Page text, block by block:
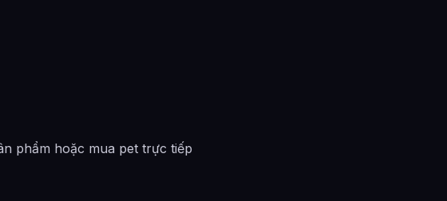
phẩm hoặc mua pet trực tiếp